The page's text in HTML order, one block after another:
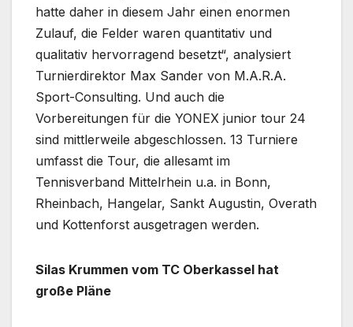
hatte daher in diesem Jahr einen enormen
Zulauf, die Felder waren quantitativ und
qualitativ hervorragend besetzt“, analysiert
Turnierdirektor Max Sander von M.A.R.A.
Sport-Consulting. Und auch die
Vorbereitungen für die YONEX junior tour 24
sind mittlerweile abgeschlossen. 13 Turniere
umfasst die Tour, die allesamt im
Tennisverband Mittelrhein u.a. in Bonn,
Rheinbach, Hangelar, Sankt Augustin, Overath
und Kottenforst ausgetragen werden.
Silas Krummen vom TC Oberkassel hat
große Pläne